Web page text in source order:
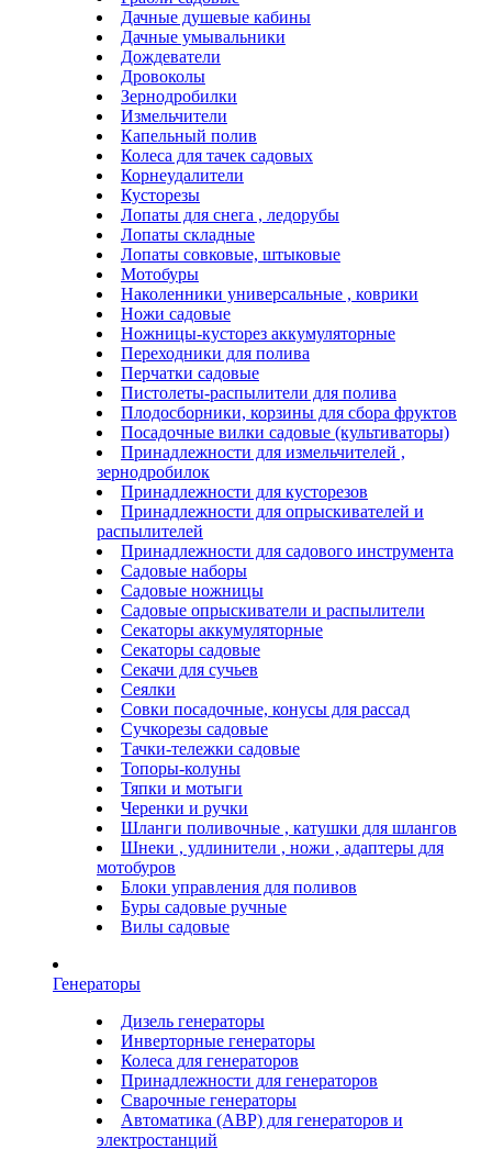
Дачные душевые кабины
Дачные умывальники
Дождеватели
Дровоколы
Зернодробилки
Измельчители
Капельный полив
Колеса для тачек садовых
Корнеудалители
Кусторезы
Лопаты для снега , ледорубы
Лопаты складные
Лопаты совковые, штыковые
Мотобуры
Наколенники универсальные , коврики
Ножи садовые
Ножницы-кусторез аккумуляторные
Переходники для полива
Перчатки садовые
Пистолеты-распылители для полива
Плодосборники, корзины для сбора фруктов
Посадочные вилки садовые (культиваторы)
Принадлежности для измельчителей ,
зернодробилок
Принадлежности для кусторезов
Принадлежности для опрыскивателей и
распылителей
Принадлежности для садового инструмента
Садовые наборы
Садовые ножницы
Садовые опрыскиватели и распылители
Секаторы аккумуляторные
Секаторы садовые
Секачи для сучьев
Сеялки
Совки посадочные, конусы для рассад
Сучкорезы садовые
Тачки-тележки садовые
Топоры-колуны
Тяпки и мотыги
Черенки и ручки
Шланги поливочные , катушки для шлангов
Шнеки , удлинители , ножи , адаптеры для
мотобуров
Блоки управления для поливов
Буры садовые ручные
Вилы садовые
Генераторы
Дизель генераторы
Инверторные генераторы
Колеса для генераторов
Принадлежности для генераторов
Сварочные генераторы
Автоматика (АВР) для генераторов и
электростанций